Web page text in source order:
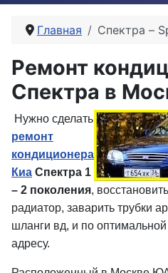
Главная Спектра –
Ремонт
Спектра в
Нужно сделать
ремонт
кондиционера
Киа Спектра 1
– 2 поколения,
радиатор, заварить трубки
шланги вд, и по
адресу.